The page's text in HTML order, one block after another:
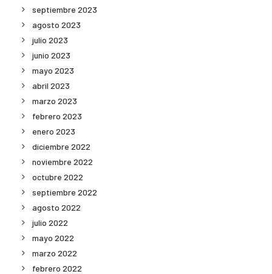
septiembre 2023
agosto 2023
julio 2023
junio 2023
mayo 2023
abril 2023
marzo 2023
febrero 2023
enero 2023
diciembre 2022
noviembre 2022
octubre 2022
septiembre 2022
agosto 2022
julio 2022
mayo 2022
marzo 2022
febrero 2022